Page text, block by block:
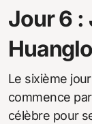
Jour 6 :
Le sixième
commence
célèbre pour